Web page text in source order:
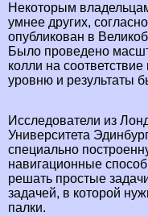
Некоторым
умнее других,
опубликован в
Было проведено
колли на
уровню и результаты
Исследователи из
Университета
специально
навигационные
решать простые
задачей, в которой
палки.